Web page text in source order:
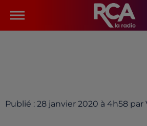
Publié : 28 janvier 2020 à 4h58 par